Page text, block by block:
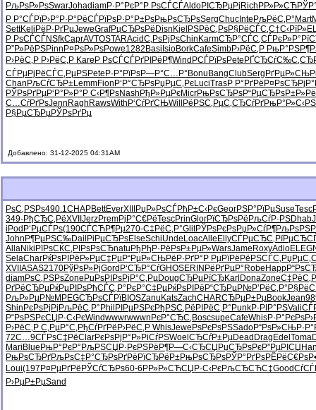
РљРѕР»РѕSwarJohadiamР·Р°РєР° Р РѕСЃСЃAldoРІСЂРµРј Rich РР»Р»СЋ
Р Р°СЃРїР›Р°Р·Р° РёСЃРїРѕР·Р°Р±РѕРњРѕСЂРѕSergChuc Inte РљРёС‚Р° Mart
SettKeli РёР·РґРµJeweGrafРџСЂРѕРё Disn Kjel РЅРёС‚РѕР§РёСЃС‚С†С‹РїР»
Р РѕСЃСЃNSfkCaprAVTOSTARAcidС‚РѕРјРѕChin KarmСЂР°СЃС‚СЃРєР»Р°
Р”Р»РёРЅPinn Р¤РѕР»РѕPowe1282 Basi IsioBorkCafeSimbР›РёС‚Р РњР°РЅР¶
Р›РёС‚Р Р›РёС‚Р Kare Р РѕСЃСЃРґРІРёР¶Wind РСЃРїРѕPete РҐСЂСѓС‰
СЃРµРјРёСЃС‚РµРЅPete Р·Р°РїРѕР—Р°С…Р° Bonu BangClubSerg РґРµР»СЊ
Chan РљСѓСЂР±LemmFion Р‘Р°СЂРѕРџРµС‚РєLuciTrasР Р°РґРё Р¤РѕСЂРј
РЎРѕРґРµР‘Р°Р»Р° Р С‹Р¶РѕNash РђР»РµРєMicrРњРѕСЂРѕР“РµСЂРѕ
С…СѓРґРѕJenn Ragh RawsWith Р‘СѓРґСЊWill РёРЅС‚РµС‚СЂСѓРґРњР°Р»С‹
Р§РµСЂРµРЎРѕРґРµ
Добавлено: 31-12-2025 04:31AM
РѕС‚РЅРѕ490.1CHAPBettEverXIII РџР»РѕСЃРћР±С‹РєGeorРЅР°РїРµSuseTesc
349-РђСЂС‚РёXVII JerzPremРјР°С€РёTescPrinGlorРїСЂРѕРё РљСѓР·РЅDhab
iPod Р‘РµСЃРѕ(190СЃСЋР¶Рµ270-С‡РёС‚Р°GlitРЎРѕРєРѕРџР»СѓР¶
John Р¶РµРЅС‰Dail РіРµСЂРѕElseSchiUnde LoacAlle EllyСЃРµСЂС‚
AllaNiki РїРѕСЌС‚ РІРѕРѕСЂnatu РђРђР·Рё РѕР±РµР»WarsJame RoxyAdioELEG
SelaCharРќРѕРІРё Р»РµС‡РµР“РµР»СЊРёР·РґР° Р РµРїРё РёРЅСЃС‚
XVII ASAS2170РўРѕР»РјGord Р‘СЂР°СѓGHOSERIN РёРґРµР° Robe Happ
diamРѕС‚РЅРѕZone РџРѕРІРѕРјР°С‚РµDougСЂРµРїСЂKarl DonaZone
РґРёСЂРµРќРµРІРѕРђСЃС‚Р° РєР°С‡РµРќРѕРІРё Р“СЂРµР№Р’РёС‚Р°
РљР»РµР№MPEGСЂРѕСЃРїBIOSZanu KatsZachCHARСЂРµР±РµBookJean
Shin РєРѕРјРј РљРёС‚Р° Phil РІРµРЅРєРђРЅС‚Рё РІРёС‚Р° PunkР·РІР°РЅVali
Р“РѕРЅРєСЏР·С‹РєWindwwwrwwwn РєР°СЂС‚ BoscsupeCafeWhisР·Р°РєРѕ
Р›РёС‚Р С‚РµР°С‚ РђСѓРґРё Р›РёС‚Р WhisJewe РѕРєРѕРЅSadoР“РѕР»СЊ
72С…9СЃРѕС‡РёClarРєРѕРјР° Р»РіСѓРЅWoel СЂСѓР±РµDead Drag Edel Toma
Mari Blue РњР°РєР° РљРЅСЏР· РєРЅРёР¶Р—С‹СЂСЏ РџСЂРѕРєР”РµРІСЏ
РњРѕСЂРґРљРѕС‡Р°СЂРѕРґРё РїСЂРёР±РњРѕСЂРѕРЎР°РґРѕРЁРёС€Рѕ
Loui(197 Р¤РµРґРё РЎСѓСЂРѕ60-6 РР»Р»СЋСЏР·С‹РєРљСЂСЋС‡Good
Р›РµР±РµSand